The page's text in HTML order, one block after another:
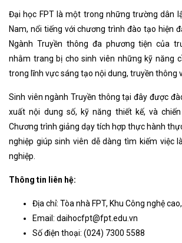
Đại học FPT là một trong những trường dân
Nam, nổi tiếng với chương trình đào tạo hiện
Ngành Truyền thông đa phương tiện của
nhằm trang bị cho sinh viên những kỹ năng
trong lĩnh vực sáng tạo nội dung, truyền thông
Sinh viên ngành Truyền thông tại đây được
xuất nội dung số, kỹ năng thiết kế, và
Chương trình giảng dạy tích hợp thực hành
nghiệp giúp sinh viên dễ dàng tìm kiếm việc
nghiệp.
Thông tin liên hệ:
Địa chỉ: Tòa nhà FPT, Khu Công nghệ
Email: daihocfpt@fpt.edu.vn
Số điện thoại: (024) 7300 5588